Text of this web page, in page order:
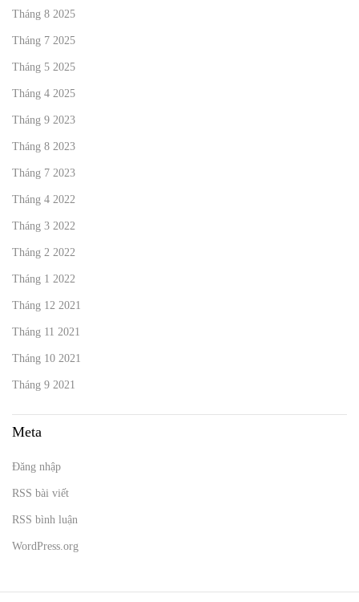
Tháng 8 2025
Tháng 7 2025
Tháng 5 2025
Tháng 4 2025
Tháng 9 2023
Tháng 8 2023
Tháng 7 2023
Tháng 4 2022
Tháng 3 2022
Tháng 2 2022
Tháng 1 2022
Tháng 12 2021
Tháng 11 2021
Tháng 10 2021
Tháng 9 2021
Meta
Đăng nhập
RSS bài viết
RSS bình luận
WordPress.org